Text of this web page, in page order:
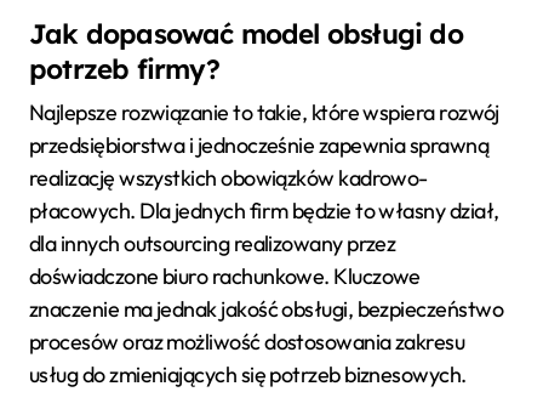
Jak dopasować model obsługi do
potrzeb firmy?
Najlepsze rozwiązanie to takie, które wspiera rozwój
przedsiębiorstwa i jednocześnie zapewnia sprawną
realizację wszystkich obowiązków kadrowo-
płacowych. Dla jednych firm będzie to własny dział,
dla innych outsourcing realizowany przez
doświadczone biuro rachunkowe. Kluczowe
znaczenie ma jednak jakość obsługi, bezpieczeństwo
procesów oraz możliwość dostosowania zakresu
usług do zmieniających się potrzeb biznesowych.